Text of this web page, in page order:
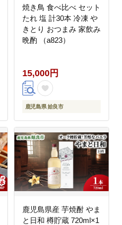
焼き鳥 食べ比べ セット
たれ 塩 計30本 冷凍 や
きとり おつまみ 家飲み
晩酌 （a823）
15,000円
鹿児島県 姶良市
鹿児島県産 芋焼酎 やま
と日和 樽貯蔵 720ml×1